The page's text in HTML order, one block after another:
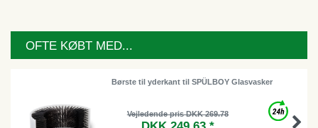
OFTE KØBT MED...
Børste til yderkant til SPÜLBOY Glasvasker
Vejledende pris DKK 269.78